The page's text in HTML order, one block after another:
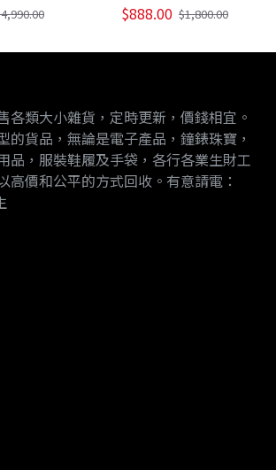
$888.00 $1,800.00
各類大小雜貨，定時更新，價錢相宜。
的貨品，無論是電子產品，鐘錶珠寶，
品，服裝鞋履及手袋，各行各業生財工
高價和公平的方式回收。有意請電：